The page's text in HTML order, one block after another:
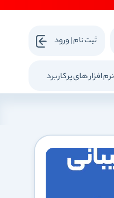
نرم افزار های پرکاربرد
ثبت نام | ورود